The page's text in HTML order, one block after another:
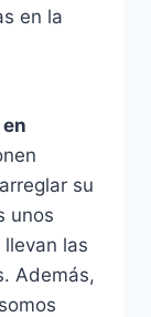
en la
su
unos
las
Además,